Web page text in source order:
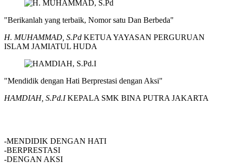
"Berikanlah yang terbaik, Nomor satu Dan Berbeda"
H. MUHAMMAD, S.Pd KETUA YAYASAN PERGURUAN
ISLAM JAMIATUL HUDA
"Mendidik dengan Hati Berprestasi dengan Aksi"
HAMDIAH, S.Pd.IKEPALA SMK BINA PUTRA JAKARTA
-MENDIDIK DENGAN HATI
-BERPRESTASI
-DENGAN AKSI